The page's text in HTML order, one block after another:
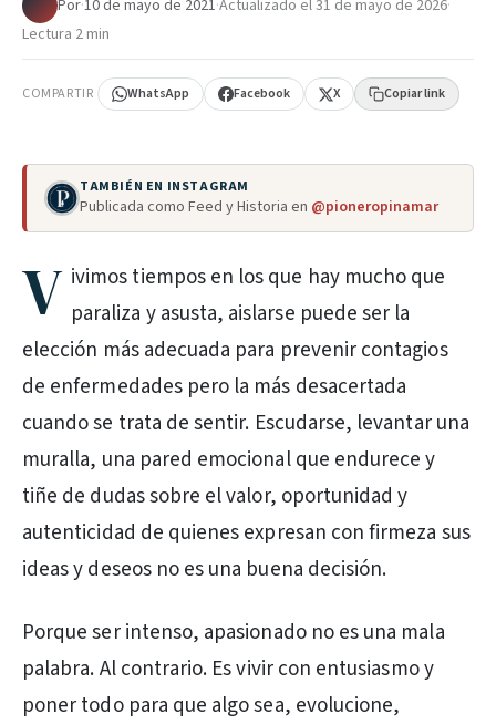
Por·10 de mayo de 2021·Actualizado el31 de mayo de 2026·
Lectura 2 min
COMPARTIR WhatsApp Facebook X Copiar link
TAMBIÉN EN INSTAGRAM
Publicada como Feed y Historia en @pioneropinamar
V ivimos tiempos en los que hay mucho que
paraliza y asusta, aislarse puede ser la
elección más adecuada para prevenir contagios
de enfermedades pero la más desacertada
cuando se trata de sentir. Escudarse, levantar una
muralla, una pared emocional que endurece y
tiñe de dudas sobre el valor, oportunidad y
autenticidad de quienes expresan con firmeza sus
ideas y deseos no es una buena decisión.
Porque ser intenso, apasionado no es una mala
palabra. Al contrario. Es vivir con entusiasmo y
poner todo para que algo sea, evolucione,